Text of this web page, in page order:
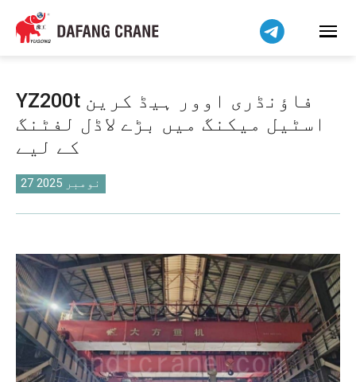
YZ200t فاؤنڈری اوور ہیڈ کرین
اسٹیل میکنگ میں بڑے لاڈل لفٹنگ
کے لیے
27 نومبر 2025
हिन्दी
Bahasa Indonesia
简体中文
বাংলা
فارسی
Pilipino
Українська
Беларуская мова
Kiswahili
Dansk
Norsk
O‘zbekcha